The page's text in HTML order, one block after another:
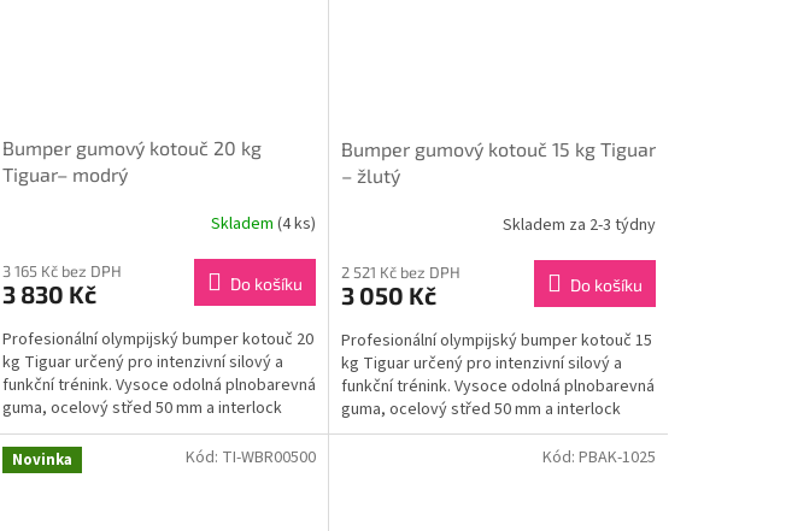
Bumper gumový kotouč 20 kg
Tiguar– modrý
Skladem (4 ks)
3 165 Kč bez DPH
3 830 Kč Do košíku
Profesionální olympijský bumper kotouč 20
kg Tiguar určený pro intenzivní silový a
funkční trénink. Vysoce odolná plnobarevná
guma, ocelový střed 50 mm a interlock
tvar...
Bumper gumový kotouč 15 kg Tiguar
– žlutý
Skladem za 2-3 týdny
2 521 Kč bez DPH
3 050 Kč Do košíku
Profesionální olympijský bumper kotouč 15
kg Tiguar určený pro intenzivní silový a
funkční trénink. Vysoce odolná plnobarevná
guma, ocelový střed 50 mm a interlock
tvar...
Novinka Kód: TI-WBR00500 Kód: PBAK-1025